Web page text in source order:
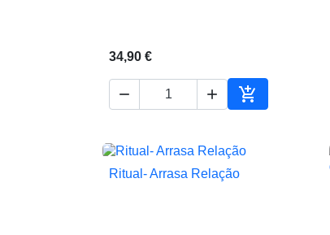
34,90 €
  
Adicionar ao
 Vista rápida
Ritual- Arrasa Relação